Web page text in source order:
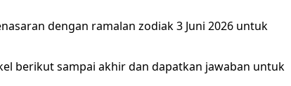
dengan ramalan zodiak 3 Juni 2026 untuk
berikut sampai akhir dan dapatkan jawaban untuk